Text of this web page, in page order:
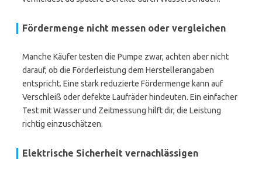
Fördermenge nicht messen oder vergleichen
Manche Käufer testen die Pumpe zwar, achten aber nicht
darauf, ob die Förderleistung dem Herstellerangaben
entspricht. Eine stark reduzierte Fördermenge kann auf
Verschleiß oder defekte Laufräder hindeuten. Ein einfacher
Test mit Wasser und Zeitmessung hilft dir, die Leistung
richtig einzuschätzen.
Elektrische Sicherheit vernachlässigen